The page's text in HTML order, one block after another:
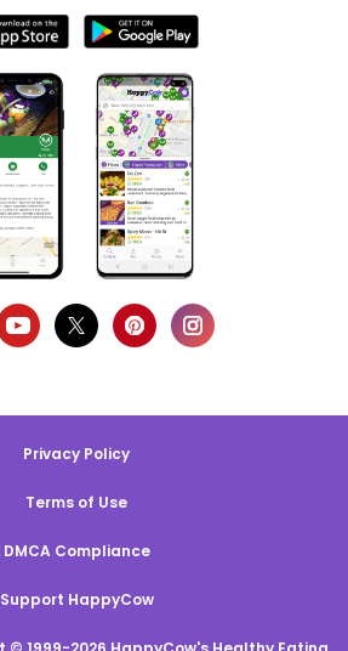
Privacy Policy
Terms of Use
DMCA Compliance
Support HappyCow